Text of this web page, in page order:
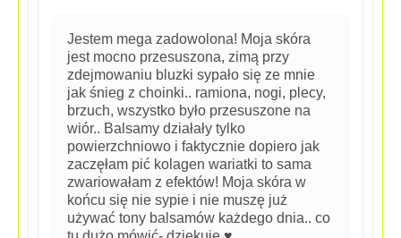
Jestem mega zadowolona! Moja skóra
jest mocno przesuszona, zimą przy
zdejmowaniu bluzki sypało się ze mnie
jak śnieg z choinki.. ramiona, nogi, plecy,
brzuch, wszystko było przesuszone na
wiór.. Balsamy działały tylko
powierzchniowo i faktycznie dopiero jak
zaczęłam pić kolagen wariatki to sama
zwariowałam z efektów! Moja skóra w
końcu się nie sypie i nie muszę już
używać tony balsamów każdego dnia.. co